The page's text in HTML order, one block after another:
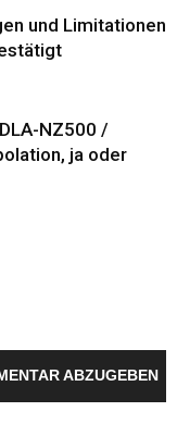
und Limitationen
NZ500 /
ja oder
ABZUGEBEN